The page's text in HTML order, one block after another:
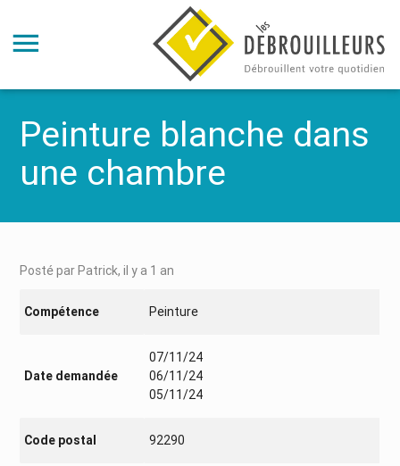
Peinture blanche dans
une chambre
Posté par Patrick, il y a 1 an
Compétence Peinture
Date demandée
07/11/24
06/11/24
05/11/24
Code postal 92290